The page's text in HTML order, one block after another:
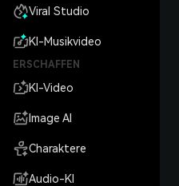
Viral Studio
KI-Musikvideo
ERSCHAFFEN
KI-Video
Image AI
Charaktere
Audio-KI